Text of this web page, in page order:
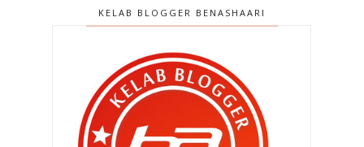
►Disember 2011(303)
Oktober 2011(418)
►September 2011 (390)
▼
Ogos 2011
" Aku pon nak jugak laaa cam nih.. "
KELAB BLOGGER BENASHAARI